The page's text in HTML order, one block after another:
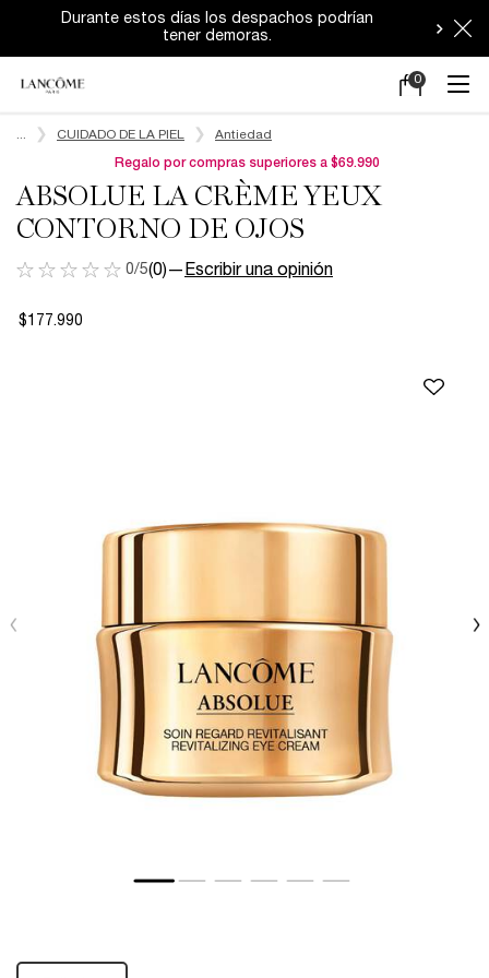
Durante estos días los despachos podrían
tener demoras.
Mi
0
0 producto
CUIDADO DE LA PIEL Antiedad
Regalo por compras superiores a $69.990
ABSOLUE LA CRÈME YEUX
CONTORNO DE OJOS
0/5(0)— Escribir una opinión
$177.990